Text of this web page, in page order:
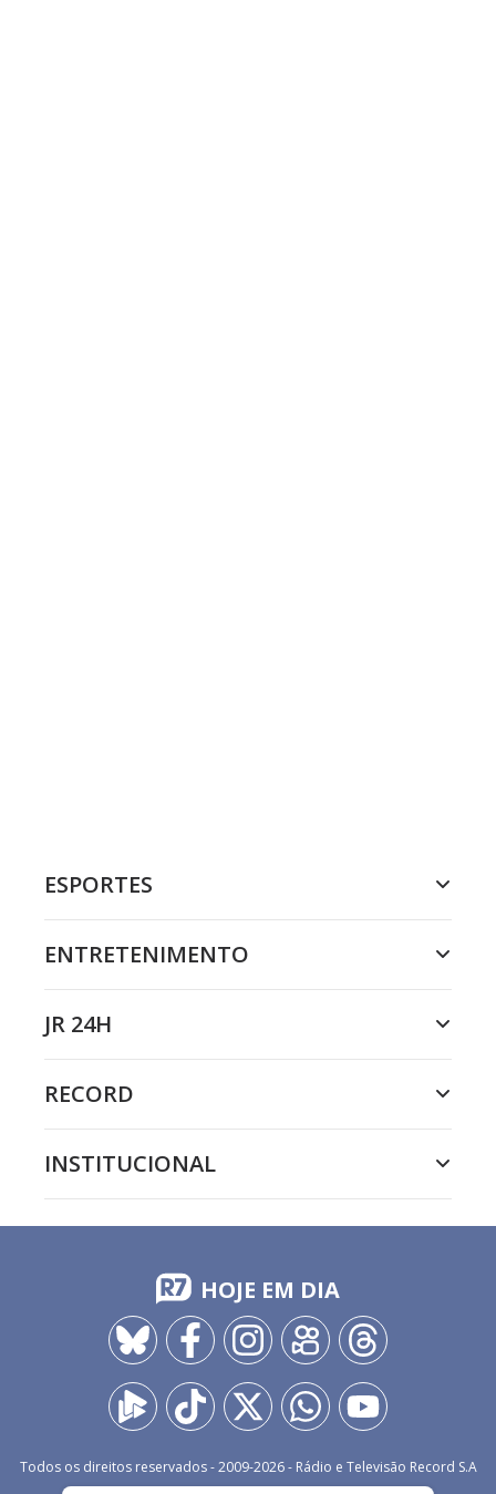
ESPORTES
ENTRETENIMENTO
JR 24H
RECORD
INSTITUCIONAL
HOJE EM DIA
Todos os direitos reservados - 2009-2026- Rádio e Televisão Record S.A